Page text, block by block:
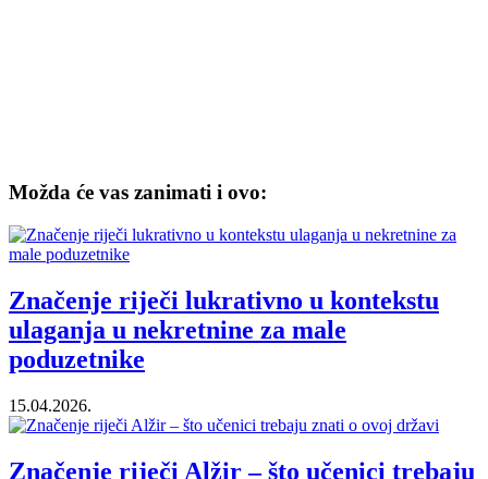
Možda će vas zanimati i ovo:
Značenje riječi lukrativno u kontekstu
ulaganja u nekretnine za male
poduzetnike
15.04.2026.
Značenje riječi Alžir – što učenici trebaju